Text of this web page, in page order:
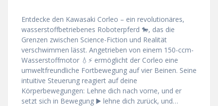
Entdecke den Kawasaki Corleo – ein revolutionäres,
wasserstoffbetriebenes Roboterpferd 🐎, das die
Grenzen zwischen Science-Fiction und Realität
verschwimmen lässt. Angetrieben von einem 150-ccm-
Wasserstoffmotor 💧⚡ ermöglicht der Corleo eine
umweltfreundliche Fortbewegung auf vier Beinen. Seine
intuitive Steuerung reagiert auf deine
Körperbewegungen: Lehne dich nach vorne, und er
setzt sich in Bewegung ▶️ lehne dich zurück, und…